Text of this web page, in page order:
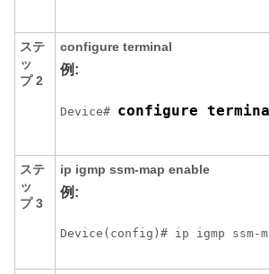
ステ
ッ
プ 2
configure terminal
例:
Device# configure
ステ
ッ
プ 3
ip igmp ssm-map enable
例:
Device(config)# ip igmp ssm-